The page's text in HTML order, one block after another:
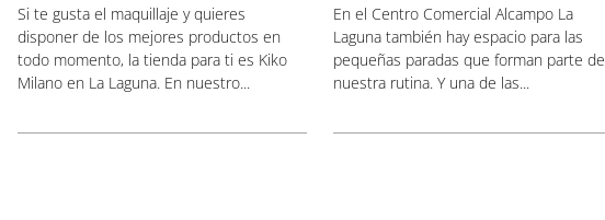
Si te gusta el maquillaje y quieres
disponer de los mejores productos en
todo momento, la tienda para ti es Kiko
Milano en La Laguna. En nuestro...
En el Centro Comercial Alcampo La
Laguna también hay espacio para las
pequeñas paradas que forman parte de
nuestra rutina. Y una de las...